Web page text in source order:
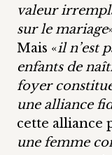
valeur
sur le mariage
Mais «il n’est
enfants de
foyer
une alliance
cette alliance
une femme